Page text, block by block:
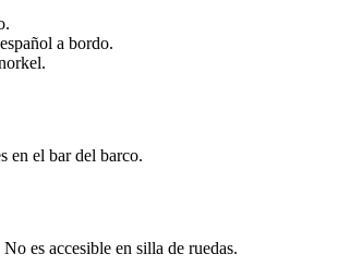
a bordo.
en el bar del barco.
es accesible en silla de ruedas.